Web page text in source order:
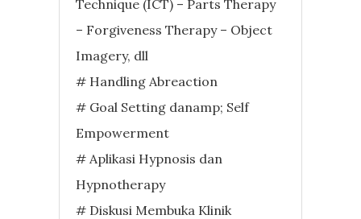
Technique (ICT) – Parts Therapy
– Forgiveness Therapy – Object
Imagery, dll
# Handling Abreaction
# Goal Setting danamp; Self
Empowerment
# Aplikasi Hypnosis dan
Hypnotherapy
# Diskusi Membuka Klinik